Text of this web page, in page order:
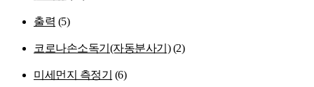
출력 (5)
코로나손소독기(자동분사기) (2)
미세먼지 측정기 (6)